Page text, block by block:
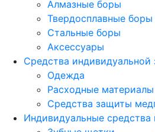
Алмазные боры
Твердосплавные боры
Стальные боры
Аксессуары
Средства
Одежда
Расходные
Средства защиты
Индивидуальные